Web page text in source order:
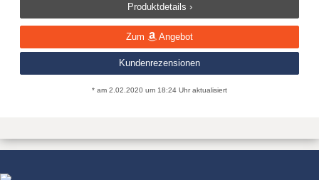
Produktdetails ›
Zum Angebot
Kundenrezensionen
* am 2.02.2020 um 18:24 Uhr aktualisiert